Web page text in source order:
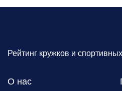
Рейтинг кружков и
О нас